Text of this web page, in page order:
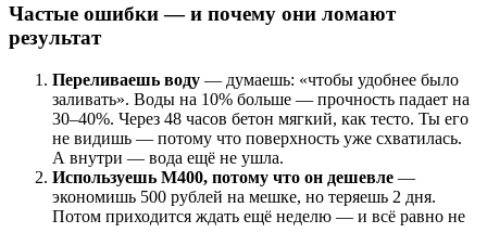
Частые ошибки — и почему они ломают
результат
Переливаешь воду — думаешь: «чтобы удобнее было
заливать». Воды на 10% больше — прочность падает на
30–40%. Через 48 часов бетон мягкий, как тесто. Ты его
не видишь — потому что поверхность уже схватилась.
А внутри — вода ещё не ушла.
Используешь М400, потому что он дешевле —
экономишь 500 рублей на мешке, но теряешь 2 дня.
Потом приходится ждать ещё неделю — и всё равно не